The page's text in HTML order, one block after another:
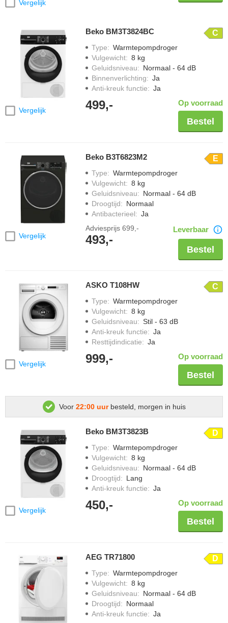
Vergelijk
Vergelijk
Beko BM3T3824BC C
Type: Warmtepompdroger
Vulgewicht: 8 kg
Geluidsniveau: Normaal - 64 dB
Binnenverlichting: Ja
Anti-kreuk functie: Ja
499,- Op voorraad
Bestel
Vergelijk
Beko B3T6823M2 E
Type: Warmtepompdroger
Vulgewicht: 8 kg
Geluidsniveau: Normaal - 64 dB
Droogtijd: Normaal
Antibacterieel: Ja
Adviesprijs 699,-
493,-
Leverbaar
Bestel
Vergelijk
ASKO T108HW C
Type: Warmtepompdroger
Vulgewicht: 8 kg
Geluidsniveau: Stil - 63 dB
Anti-kreuk functie: Ja
Resttijdindicatie: Ja
999,- Op voorraad
Bestel
Voor 22:00 uurbesteld, morgen in huis
Vergelijk
Beko BM3T3823B D
Type: Warmtepompdroger
Vulgewicht: 8 kg
Geluidsniveau: Normaal - 64 dB
Droogtijd: Lang
Anti-kreuk functie: Ja
450,- Op voorraad
Bestel
AEG TR71800 D
Type: Warmtepompdroger
Vulgewicht: 8 kg
Geluidsniveau: Normaal - 64 dB
Droogtijd: Normaal
Anti-kreuk functie: Ja